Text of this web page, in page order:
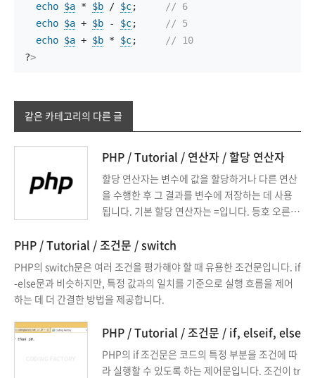
echo $a * $b / $c;
// 6
echo $a + $b - $c;
// 5
echo $a + $b * $c;
// 10
?>
같은 카테고리의 다른 글
PHP / Tutorial / 연산자 / 할당 연산자
할당 연산자는 변수에 값을 할당하거나 다른 연산
을 수행한 후 그 결과를 변수에 저장하는 데 사용
됩니다. 기본 할당 연산자는 =입니다. 등호 오른쪽
PHP / Tutorial / 조건문 / switch
PHP의 switch문은 여러 조건을 평가해야 할 때 유용한 조건문입니다. if
-else문과 비슷하지만, 특정 값과의 일치를 기준으로 실행 흐름을 제어
하는 데 더 간결한 방법을 제공합니다.
PHP / Tutorial / 조건문 / if, elseif, else
PHP의 if 조건문은 코드의 특정 부분을 조건에 따
라 실행할 수 있도록 하는 제어문입니다. 조건이 tr